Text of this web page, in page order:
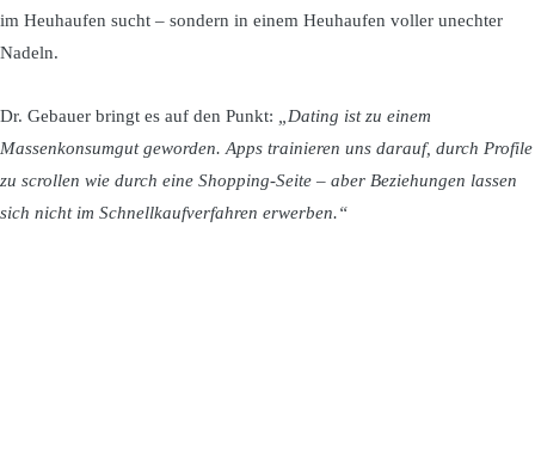
im Heuhaufen sucht – sondern in einem Heuhaufen voller unechter
Nadeln.
Dr. Gebauer bringt es auf den Punkt: „Dating ist zu einem
Massenkonsumgut geworden. Apps trainieren uns darauf, durch Profile
zu scrollen wie durch eine Shopping-Seite – aber Beziehungen lassen
sich nicht im Schnellkaufverfahren erwerben.“